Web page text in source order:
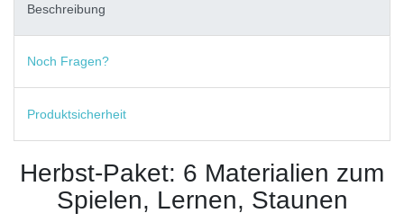
Beschreibung
Noch Fragen?
Produktsicherheit
Herbst-Paket: 6 Materialien zum
Spielen, Lernen, Staunen